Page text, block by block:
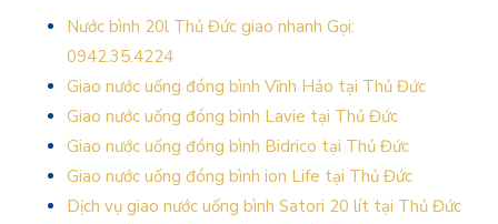
Nước bình 20l Thủ Đức giao nhanh Gọi:
0942.35.4224
Giao nước uống đóng bình Vĩnh Hảo tại Thủ Đức
Giao nước uống đóng bình Lavie tại Thủ Đức
Giao nước uống đóng bình Bidrico tại Thủ Đức
Giao nước uống đóng bình ion Life tại Thủ Đức
Dịch vụ giao nước uống bình Satori 20 lít tại Thủ Đức